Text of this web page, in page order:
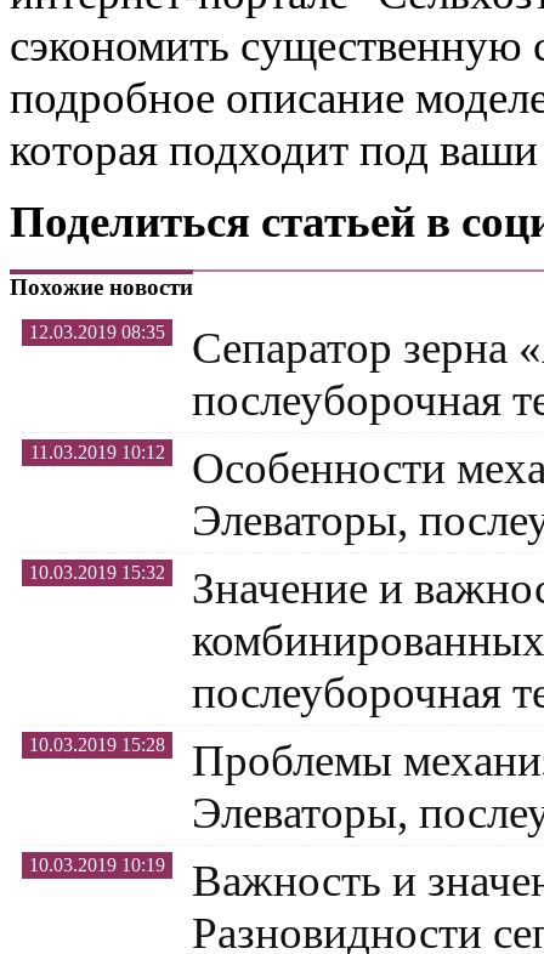
сэкономить существенную
подробное описание
которая подходит под
Поделиться статьей в
Похожие новости
12.03.2019 08:35
Сепаратор зерна
послеуборочная
11.03.2019 10:12
Особенности
Элеваторы,
10.03.2019 15:32
Значение и
послеуборочная
10.03.2019 15:28
Проблемы
Элеваторы,
10.03.2019 10:19
Важность и
Разновидности